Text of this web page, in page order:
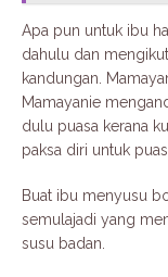
Apa pun untuk ibu
dahulu dan
kandungan.
Mamayanie
dulu puasa kerana
paksa diri untuk
Buat ibu menyusu
semulajadi yang
susu badan.